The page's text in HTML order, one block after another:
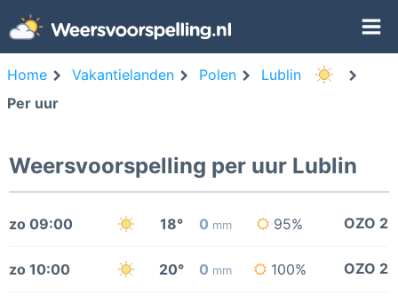
Home Vakantielanden Polen
Lublin
Per uur
Weersvoorspelling per uur Lublin
zo 09:00 18° 0 mm 95% OZO 2
zo 10:00 20° 0 mm 100% OZO 2